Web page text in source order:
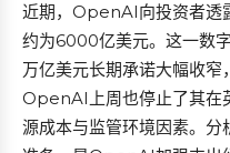
近期，OpenAI向投资者透
约为6000亿美元。这一数
万亿美元长期承诺大幅收窄
OpenAI上周也停止了其在
源成本与监管环境因素。